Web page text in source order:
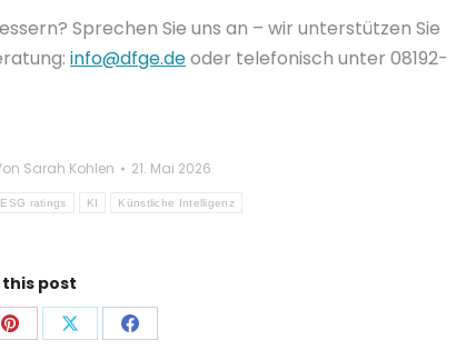
Sprechen Sie uns an – wir unterstützen Sie
info@dfge.deoder telefonisch unter 08192-
Sarah Kohlen
21. Mai 2026
ESG ratings KI Künstliche Intelligenz
this post
Auf Auf Auf